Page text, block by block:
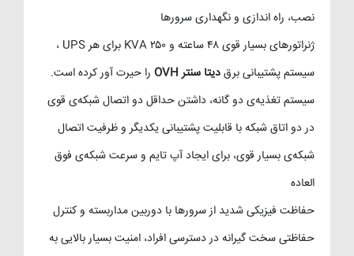
نصب، راه اندازی و نگهداری سرورها
ژنراتورهای بسیار قوی ۴۸ ساعته و ۲۵۰ KVA برای هر UPS ،
سیستم پشتیبانی برقدیتا سنتر OVH
را حیرت آور کرده است.
سیستم تغذیه‌ی دو گانه، داشتن حداقل دو اتصال شبکه‌ی قوی
در دو اتاق شبکه با قابلیت پشتیبانی یکدیگر و ظرفیت اتصال
شبکه‌ی بسیار قوی، برای ایجاد آپ تایم و سرعت شبکه‌ی فوق
العاده
حفاظت فیزیکی شدید از سرورها با دوربین مداربسته و کنترل
حفاظتی سخت گیرانه در دسترسی افراد، امنیت بسیار بالایی به